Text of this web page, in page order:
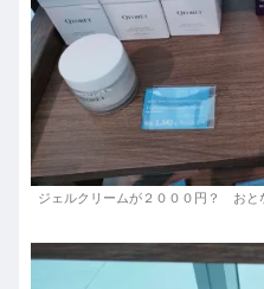
ジェルクリームが２０００円？ おと